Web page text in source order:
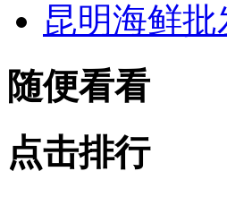
昆明海鲜
随便看看
点击排行